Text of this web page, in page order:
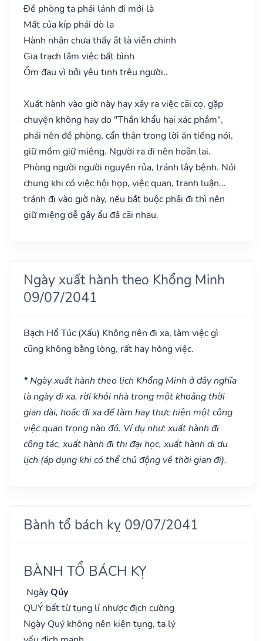
Đề phòng ta phải lánh đi mới là
Mất của kíp phải dò la
Hành nhân chưa thấy ắt là viễn chinh
Gia trạch lắm việc bất bình
Ốm đau vì bởi yêu tinh trêu người..
Xuất hành vào giờ này hay xảy ra việc cãi cọ, gặp
chuyện không hay do "Thần khẩu hại xác phầm",
phải nên đề phòng, cẩn thận trong lời ăn tiếng nói,
giữ mồm giữ miệng. Người ra đi nên hoãn lại.
Phòng người người nguyền rủa, tránh lây bệnh. Nói
chung khi có việc hội họp, việc quan, tranh luận…
tránh đi vào giờ này, nếu bắt buộc phải đi thì nên
giữ miệng dễ gây ẩu đả cãi nhau.
Ngày xuất hành theo Khổng Minh
09/07/2041
Bạch Hổ Túc (Xấu) Không nên đi xa, làm việc gì
cũng không bằng lòng, rất hay hỏng việc.
* Ngày xuất hành theo lịch Khổng Minh ở đây nghĩa
là ngày đi xa, rời khỏi nhà trong một khoảng thời
gian dài, hoặc đi xa để làm hay thực hiện một công
việc quan trọng nào đó. Ví dụ như: xuất hành đi
công tác, xuất hành đi thi đại học, xuất hành di du
lịch (áp dụng khi có thể chủ động về thời gian đi).
Bành tổ bách kỵ 09/07/2041
BÀNH TỔ BÁCH KỴ
NgàyQúy
QUÝ bất từ tụng lí nhược địch cường
Ngày Quý không nên kiện tụng, ta lý